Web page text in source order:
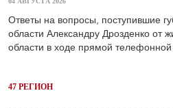
Ответы на вопросы, поступившие
области Александру Дрозденко от
области в ходе прямой
47 РЕГИОН